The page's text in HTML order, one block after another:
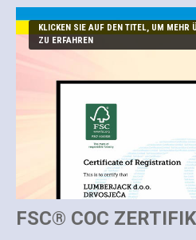
KLICKEN SIE AUF DEN TITEL, UM MEHR
ZU ERFAHREN
FSC® COC